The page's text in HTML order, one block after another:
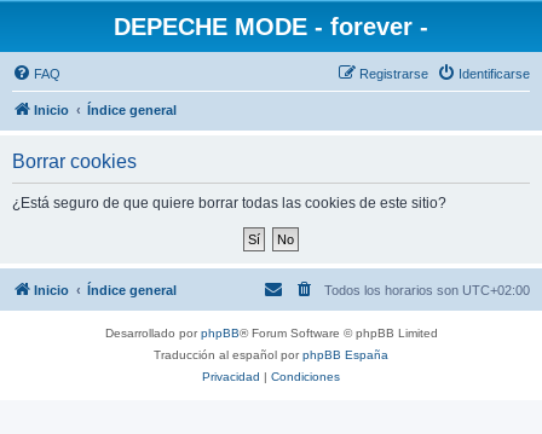
DEPECHE MODE - forever -
FAQ Identificarse
Registrarse
Inicio Índice general
Borrar cookies
¿Está seguro de que quiere borrar todas las cookies de este sitio?
Inicio Índice general Todos los horarios son UTC+02:00
Desarrollado porphpBB® Forum Software © phpBB Limited
Traducción al español porphpBB España
Privacidad | Condiciones